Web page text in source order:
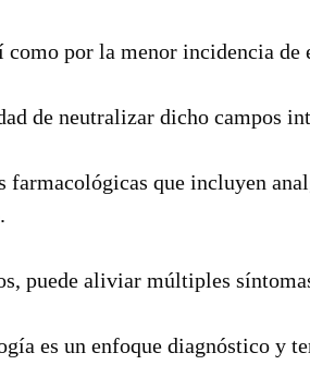
por la menor incidencia de
de neutralizar dicho campos
farmacológicas que incluyen
puede aliviar múltiples
es un enfoque diagnóstico y